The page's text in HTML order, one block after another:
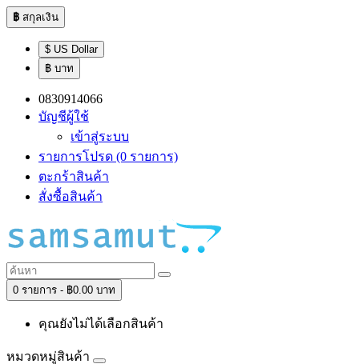
฿ สกุลเงิน
$ US Dollar
฿ บาท
0830914066
บัญชีผู้ใช้
เข้าสู่ระบบ
รายการโปรด (0 รายการ)
ตะกร้าสินค้า
สั่งซื้อสินค้า
0 รายการ - ฿0.00 บาท
คุณยังไม่ได้เลือกสินค้า
หมวดหมู่สินค้า